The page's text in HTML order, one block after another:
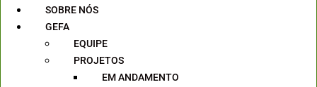
SOBRE NÓS
GEFA
EQUIPE
PROJETOS
EM ANDAMENTO